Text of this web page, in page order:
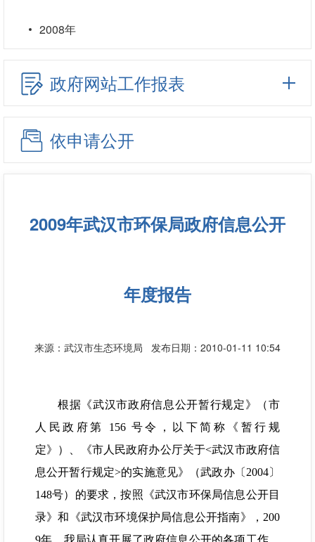
2008年
政府网站工作报表
依申请公开
2009年武汉市环保局政府信息公开
年度报告
来源：武汉市生态环境局 发布日期：2010-01-11 10:54
根据《武汉市政府信息公开暂行规定》（市
人民政府第 156 号令，以下简称《暂行规
定》）、《市人民政府办公厅关于<武汉市政府信
息公开暂行规定>的实施意见》（武政办〔2004〕
148号）的要求，按照《武汉市环保局信息公开目
录》和《武汉市环境保护局信息公开指南》，200
9年，我局认真开展了政府信息公开的各项工作，